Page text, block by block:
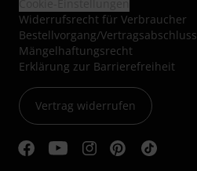
Widerrufsrecht für Verbraucher
Bestellvorgang/Vertragsabschluss
Mängelhaftungsrecht
Erklärung zur Barrierefreiheit
Vertrag widerrufen